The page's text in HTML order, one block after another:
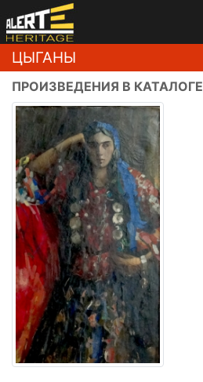
ЦЫГАНЫ
ПРОИЗВЕДЕНИЯ В КАТАЛОГЕ